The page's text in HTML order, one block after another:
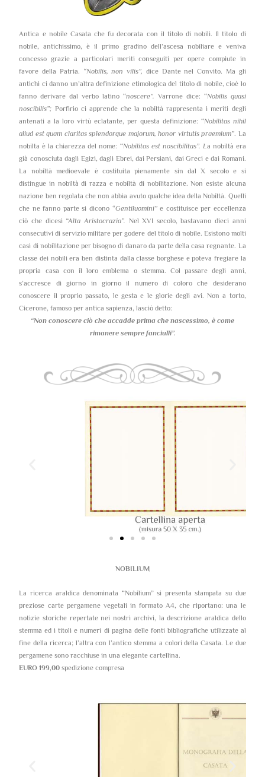
Antica e nobile Casata che fu decorata con il titolo di nobili. Il titolo di
nobile, antichissimo, è il primo gradino dell’ascesa nobiliare e veniva
concesso grazie a particolari meriti conseguiti per opere compiute in
favore della Patria. “Nobilis, non vilis”, dice Dante nel Convito. Ma gli
antichi ci danno un’altra definizione etimologica del titolo di nobile, cioè lo
fanno derivare dal verbo latino “noscere”. Varrone dice: “Nobilis quasi
noscibilis”; Porfirio ci apprende che la nobiltà rappresenta i meriti degli
antenati a la loro virtù eclatante, per questa definizione: “Nobilitas nihil
aliud est quam claritas splendorque majorum, honor virtutis praemium”. La
nobilta è la chiarezza del nome: “Nobilitas est noscibilitas”. La nobiltà era
già conosciuta dagli Egizi, dagli Ebrei, dai Persiani, dai Greci e dai Romani.
La nobiltà medioevale è costituita pienamente sin dal X secolo e si
distingue in nobiltà di razza e nobiltà di nobilitazione. Non esiste alcuna
nazione ben regolata che non abbia avuto qualche idea della Nobiltà. Quelli
che ne fanno parte si dicono “Gentiluomini”e costituisce per eccellenza
ciò che dicesi “Alta Aristocrazia”. Nel XVI secolo, bastavano dieci anni
consecutivi di servizio militare per godere del titolo di nobile. Esistono molti
casi di nobilitazione per bisogno di danaro da parte della casa regnante. La
classe dei nobili era ben distinta dalla classe borghese e poteva fregiare la
propria casa con il loro emblema o stemma. Col passare degli anni,
s’accresce di giorno in giorno il numero di coloro che desiderano
conoscere il proprio passato, le gesta e le glorie degli avi. Non a torto,
Cicerone, famoso per antica sapienza, lasciò detto:
“Non conoscere ciò che accadde prima che nascessimo, è come
rimanere sempre fanciulli”.
NOBILIUM
La ricerca araldica denominata “Nobilium” si presenta stampata su due
preziose carte pergamene vegetali in formato A4, che riportano: una le
notizie storiche repertate nei nostri archivi, la descrizione araldica dello
stemma ed i titoli e numeri di pagina delle fonti bibliografiche utilizzate al
fine della ricerca; l’altra con l’antico stemma a colori della Casata. Le due
pergamene sono racchiuse in una elegante cartellina.
EURO 199,00 spedizione compresa